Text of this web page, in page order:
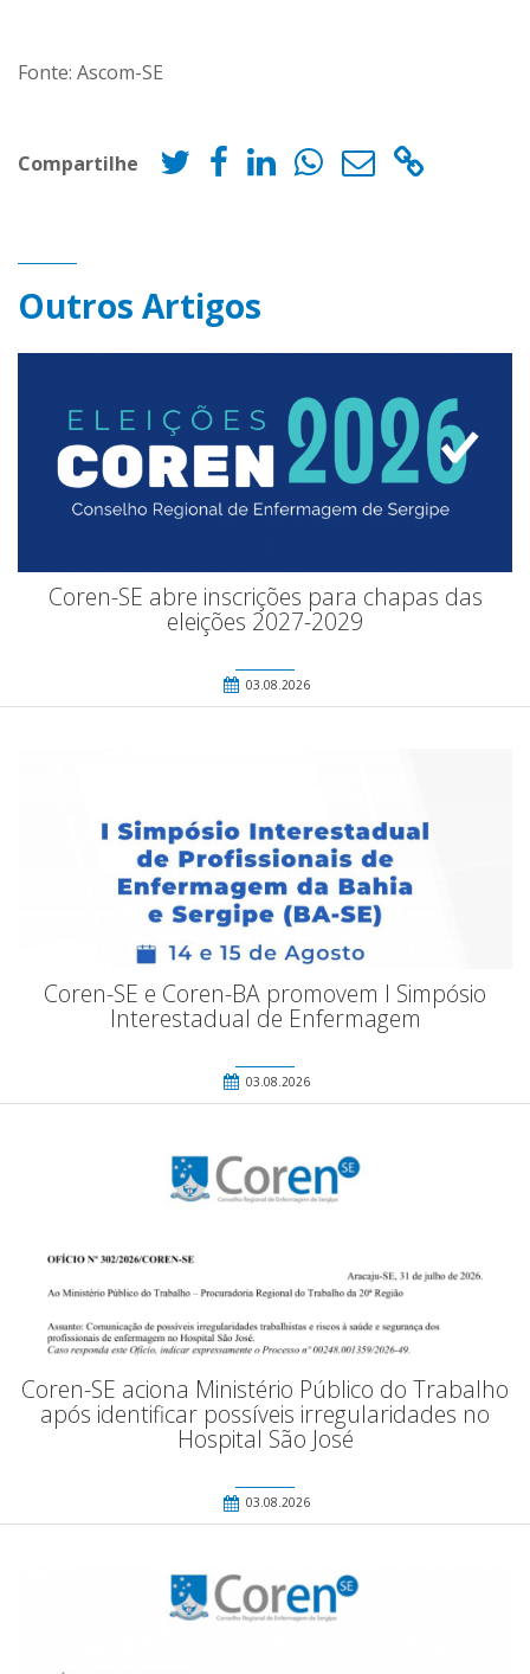
Fonte: Ascom-SE
Compartilhe
Outros Artigos
Coren-SE abre inscrições para chapas das
eleições 2027-2029
03.08.2026
Coren-SE e Coren-BA promovem I Simpósio
Interestadual de Enfermagem
03.08.2026
Coren-SE aciona Ministério Público do Trabalho
após identificar possíveis irregularidades no
Hospital São José
03.08.2026